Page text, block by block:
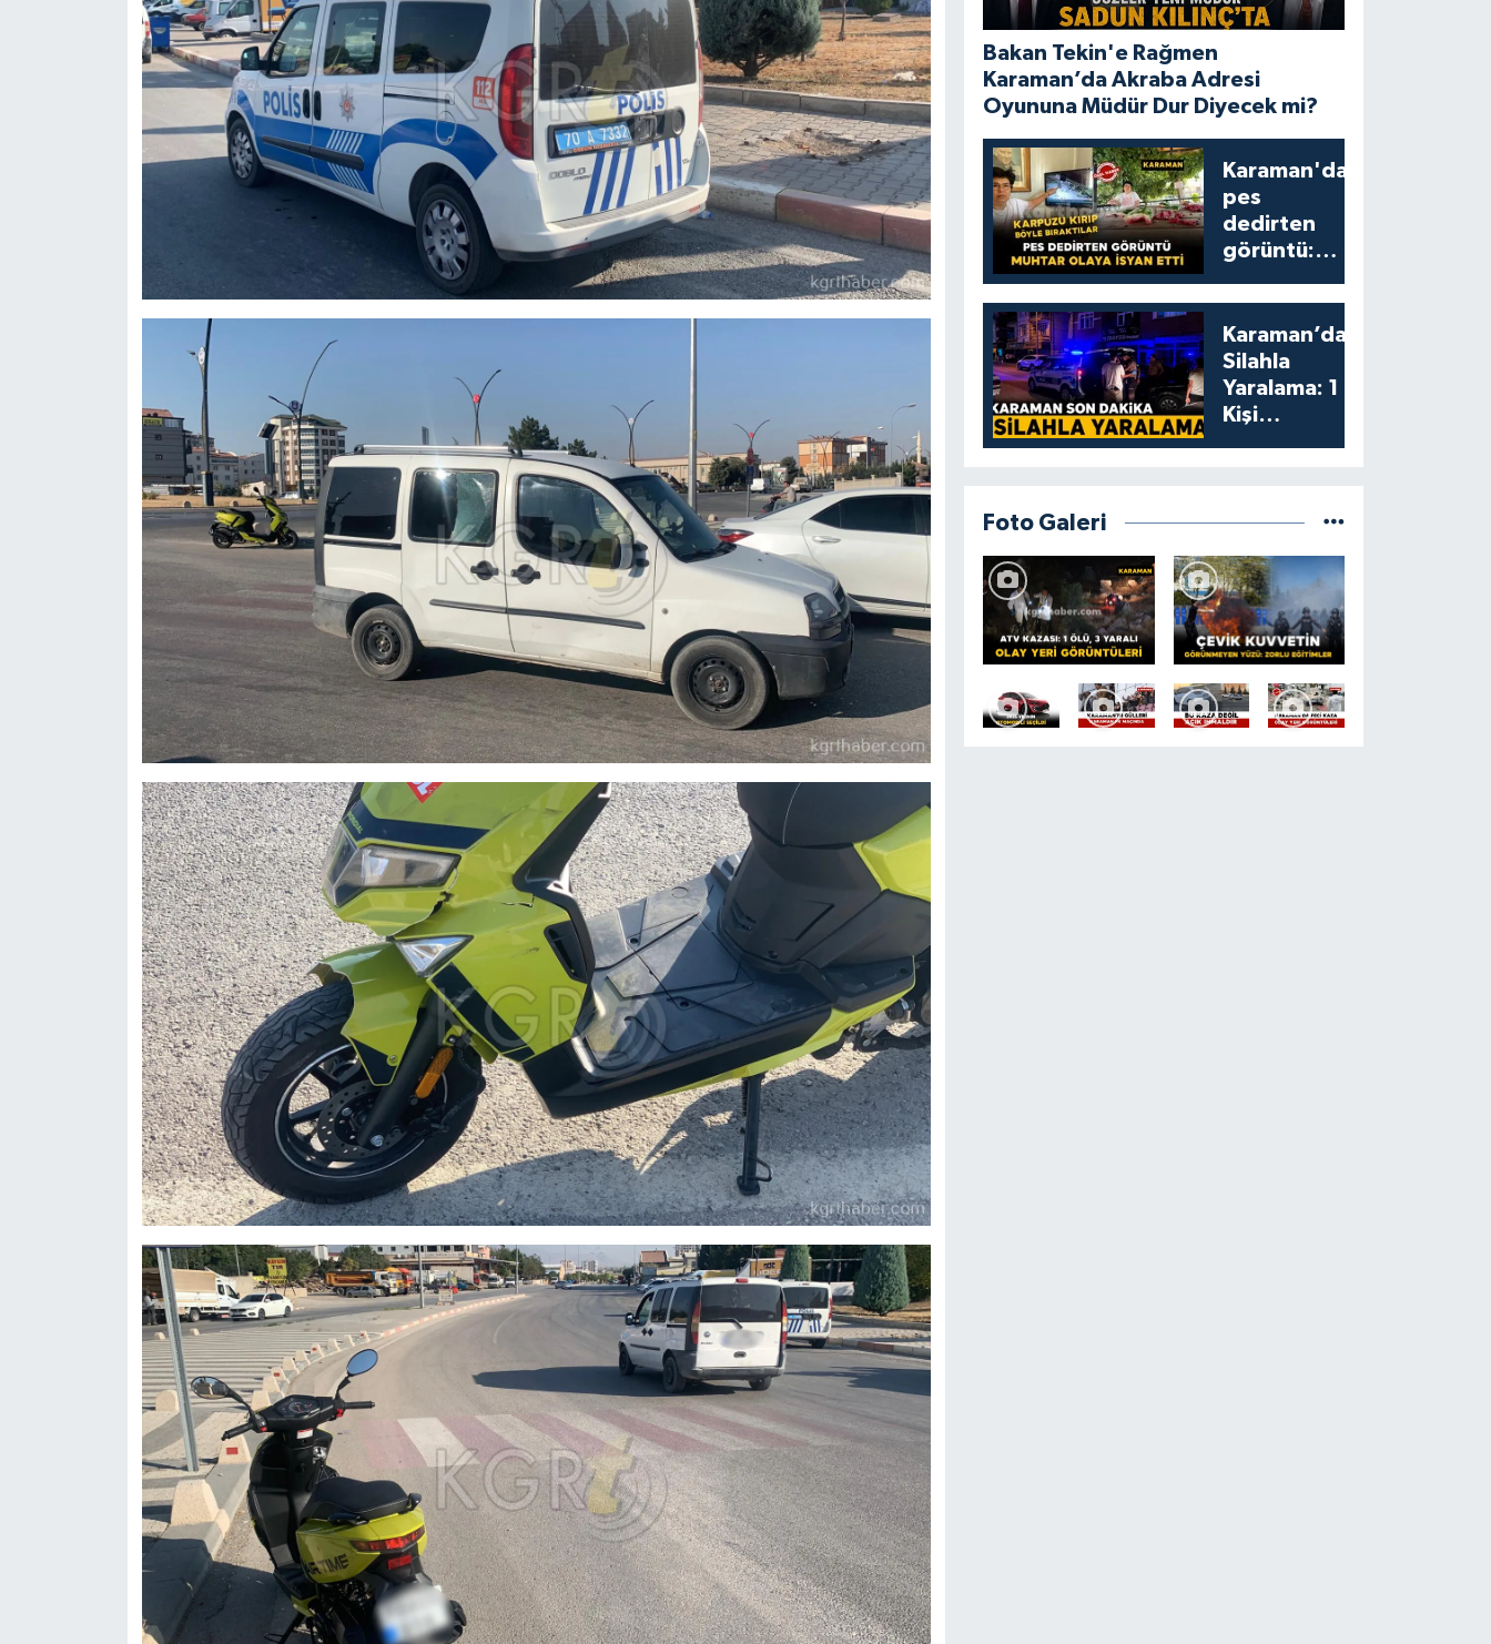
Bakan Tekin'e Rağmen
Karaman’da Akraba Adresi
Oyununa Müdür Dur Diyecek mi?
Karaman'da
pes
dedirten
görüntü:
yumruklayıp
yediler,
artıklarını
kamelyada
bıraktılar
Karaman’da
Silahla
Yaralama: 1
Kişi
Foto Galeri